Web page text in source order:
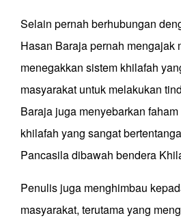
Selain pernah berhubungan
Hasan Baraja pernah mengajak
menegakkan sistem khilafah
masyarakat untuk melakukan
Baraja juga menyebarkan
khilafah yang sangat
Pancasila dibawah bendera
Penulis juga menghimbau
masyarakat, terutama yang